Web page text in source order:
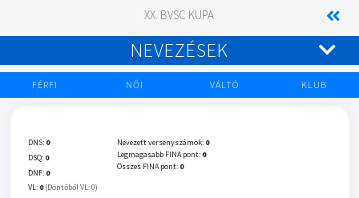
XX. BVSC KUPA
NEVEZÉSEK
FÉRFI NŐI VÁLTÓ KLUB
DNS: 0
DSQ: 0
DNF: 0
VL: 0 (Döntőből VL: 0)
Nevezett versenyszámok: 0
Legmagasabb FINA pont: 0
Összes FINA pont: 0